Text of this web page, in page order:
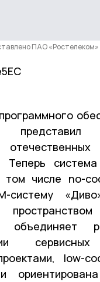
ПАО «Ростелеком»
Теперь
том числе no-
систему
объединяет
low-